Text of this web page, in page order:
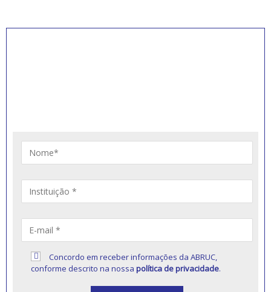
Concordo em receber informações da ABRUC,
conforme descrito na nossapolítica de privacidade.